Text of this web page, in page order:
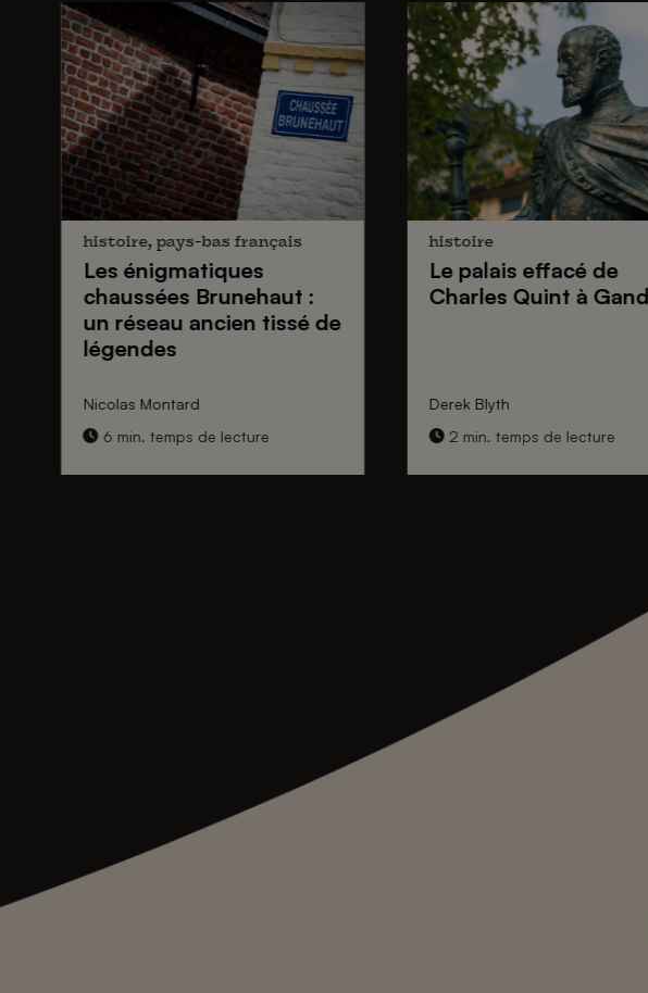
histoire, pays-bas français
Les énigmatiques
chaussées Brunehaut:
un réseau ancien tissé de
légendes
Nicolas Montard
6 min. temps de lecture
histoire
Le palais effacé de
Charles Quintà Gand
Derek Blyth
2 min. temps de lecture